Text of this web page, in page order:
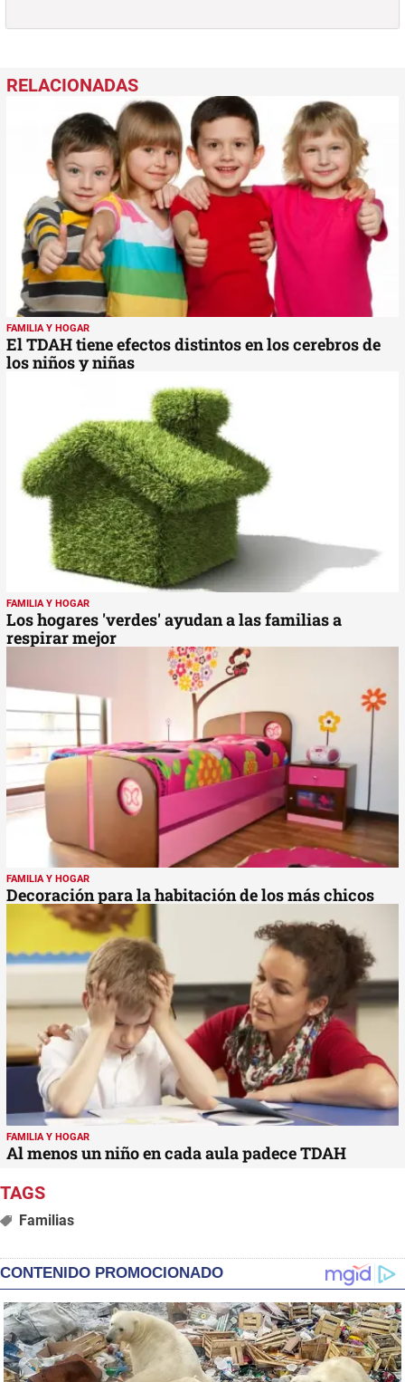
FAMILIA Y HOGAR
El TDAH tiene efectos distintos en los cerebros de
los niños y niñas
FAMILIA Y HOGAR
Los hogares 'verdes' ayudan a las familias a
respirar mejor
FAMILIA Y HOGAR
Decoración para la habitación de los más chicos
FAMILIA Y HOGAR
Al menos un niño en cada aula padece TDAH
Familias
CONTENIDO PROMOCIONADO